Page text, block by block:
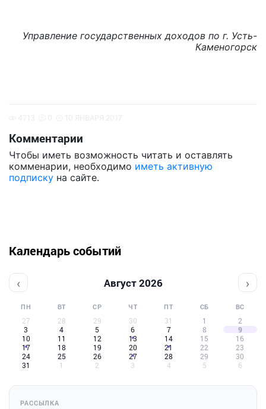
Управление государственных доходов по г. Усть-
Каменогорск
Комментарии
Чтобы иметь возможность читать и оставлять
комменарии, необходимо иметь активную
подписку на сайте.
Календарь событий
‹ Август 2026 ›
ПН ВТ СР ЧТ ПТ СБ ВС
27 28 29 30 31 1
2
3
4 5 6 7 8
9
10
11 12 13 14 15
16
17
18 19 20 21 22
23
24
25 26 27 28 29
30
31
1 2 3 4 5 6
РАССЫЛКА